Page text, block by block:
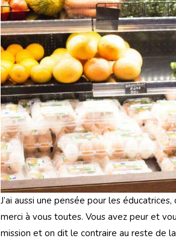
J’ai aussi une pensée pour les
merci à vous toutes. Vous avez peur et
mission et on dit le contraire au reste de